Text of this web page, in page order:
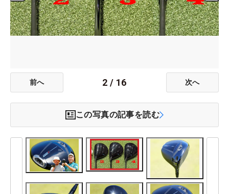
前へ 2 / 16 次へ
この写真の記事を読む